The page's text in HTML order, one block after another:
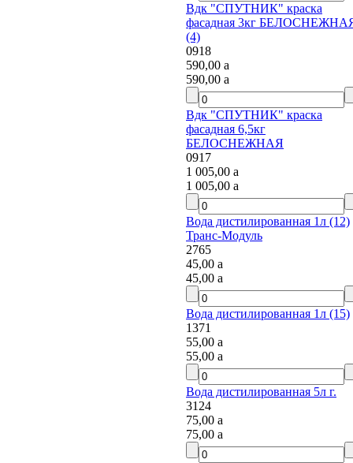
Вдк "СПУТНИК" краска
фасадная 3кг БЕЛОСНЕЖНАЯ
(4)
0918
590,00a
590,00a
Вдк "СПУТНИК" краска
фасадная 6,5кг
БЕЛОСНЕЖНАЯ
0917
1 005,00a
1 005,00a
Вода дистилированная 1л (12)
Транс-Модуль
2765
45,00a
45,00a
Вода дистилированная 1л (15)
1371
55,00a
55,00a
Вода дистилированная 5л г.
3124
75,00a
75,00a